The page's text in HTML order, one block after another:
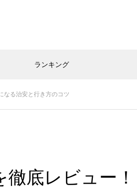
ランキング
なる治安と行き方のコツ
底レビュー！